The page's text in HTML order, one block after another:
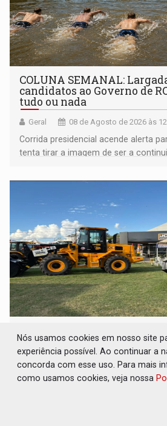
COLUNA SEMANAL:
candidatos ao Governo de
tudo ou nada
Geral 08 de Agosto de 2026 às
Corrida presidencial acende alerta
tenta tirar a imagem de ser a
não ter entrado no modo eleição;
Rondônia coincide com
sigilo
Maquinário foi comprado com
Nós usamos cookies em nosso site
experiência possível. Ao continuar a
concorda com esse uso. Para mais
como usamos cookies, veja nossa